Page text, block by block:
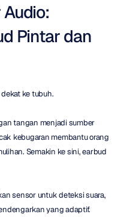
Pintar dan
ke tubuh.
tangan menjadi sumber
kebugaran membantu orang
Semakin ke sini, earbud
sensor untuk deteksi suara,
yang adaptif.